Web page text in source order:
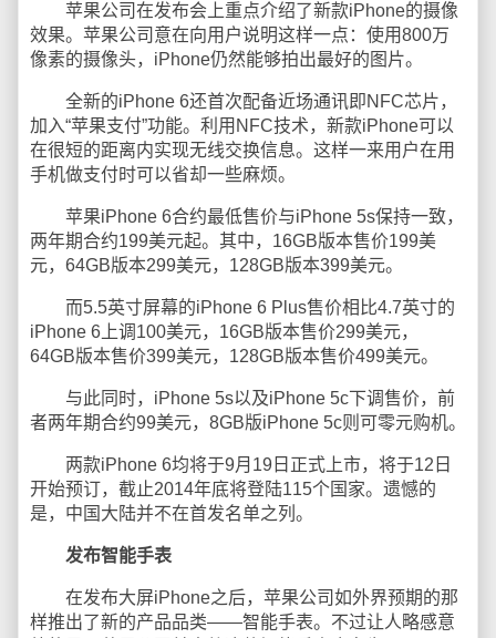
苹果公司在发布会上重点介绍了新款iPhone的摄像
效果。苹果公司意在向用户说明这样一点：使用800万
像素的摄像头，iPhone仍然能够拍出最好的图片。
全新的iPhone 6还首次配备近场通讯即NFC芯片，
加入“苹果支付”功能。利用NFC技术，新款iPhone可以
在很短的距离内实现无线交换信息。这样一来用户在用
手机做支付时可以省却一些麻烦。
苹果iPhone 6合约最低售价与iPhone 5s保持一致，
两年期合约199美元起。其中，16GB版本售价199美
元，64GB版本299美元，128GB版本399美元。
而5.5英寸屏幕的iPhone 6 Plus售价相比4.7英寸的
iPhone 6上调100美元，16GB版本售价299美元，
64GB版本售价399美元，128GB版本售价499美元。
与此同时，iPhone 5s以及iPhone 5c下调售价，前
者两年期合约99美元，8GB版iPhone 5c则可零元购机。
两款iPhone 6均将于9月19日正式上市，将于12日
开始预订，截止2014年底将登陆115个国家。遗憾的
是，中国大陆并不在首发名单之列。
发布智能手表
在发布大屏iPhone之后，苹果公司如外界预期的那
样推出了新的产品品类——智能手表。不过让人略感意